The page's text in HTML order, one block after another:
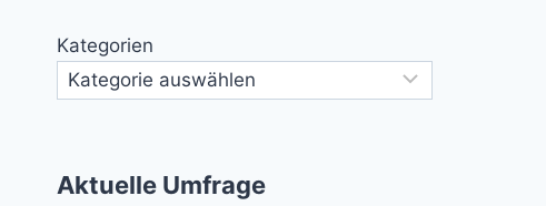
Kategorien
Aktuelle Umfrage